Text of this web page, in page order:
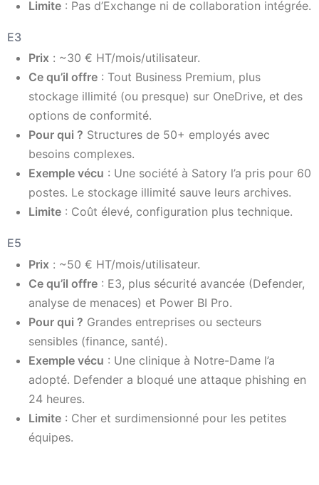
Limite : Pas d’Exchange ni de collaboration intégrée.
E3
Prix : ~30 € HT/mois/utilisateur.
Ce qu’il offre : Tout Business Premium, plus
stockage illimité (ou presque) sur OneDrive, et des
options de conformité.
Pour qui ? Structures de 50+ employés avec
besoins complexes.
Exemple vécu : Une société à Satory l’a pris pour 60
postes. Le stockage illimité sauve leurs archives.
Limite : Coût élevé, configuration plus technique.
E5
Prix : ~50 € HT/mois/utilisateur.
Ce qu’il offre : E3, plus sécurité avancée (Defender,
analyse de menaces) et Power BI Pro.
Pour qui ? Grandes entreprises ou secteurs
sensibles (finance, santé).
Exemple vécu : Une clinique à Notre-Dame l’a
adopté. Defender a bloqué une attaque phishing en
24 heures.
Limite : Cher et surdimensionné pour les petites
équipes.